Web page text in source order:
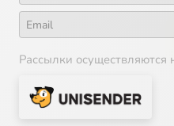
Рассылки осуществляются